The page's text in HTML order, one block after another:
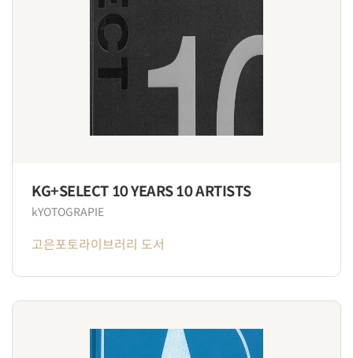
KG+SELECT 10 YEARS 10 ARTISTS
kYOTOGRAPIE
고은포토라이브러리 도서